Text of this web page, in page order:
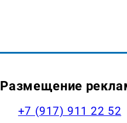
Размещение
+7 (917) 911 22 52